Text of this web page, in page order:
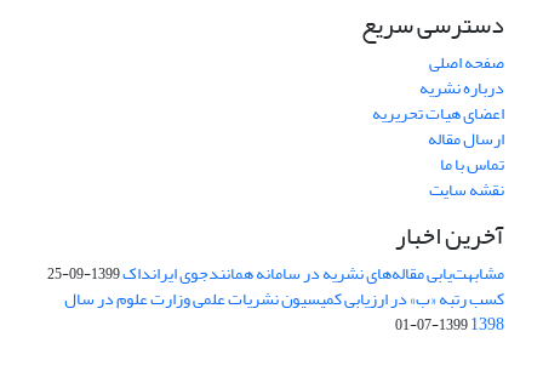
دسترسی سریع
صفحه اصلی
درباره نشریه
اعضای هیات تحریریه
ارسال مقاله
تماس با ما
نقشه سایت
آخرین اخبار
مشابهت‌یابی مقاله‌های نشریه در سامانه همانندجوی ایرانداک1399-09-25
کسب رتبه «ب» در ارزیابی کمیسیون نشریات علمی وزارت علوم در سال
1398
1399-07-01